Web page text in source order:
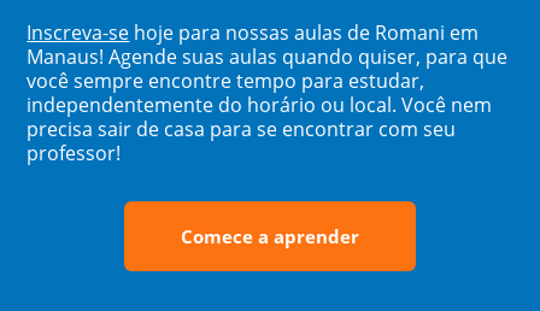
Inscreva-se hoje para nossas aulas de Romani em
Manaus! Agende suas aulas quando quiser, para que
você sempre encontre tempo para estudar,
independentemente do horário ou local. Você nem
precisa sair de casa para se encontrar com seu
professor!
Comece a aprender